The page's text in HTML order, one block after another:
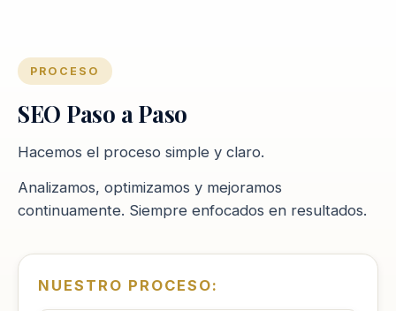
NUESTRO PROCESO:
PROCESO
SEO Paso a Paso
Hacemos el proceso simple y claro.
Analizamos, optimizamos y mejoramos
continuamente. Siempre enfocados en resultados.